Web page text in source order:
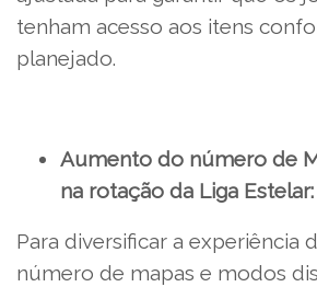
tenham acesso aos itens
planejado.
Aumento do número de
na rotação da Liga Estelar:
Para diversificar a experiência
número de mapas e modos